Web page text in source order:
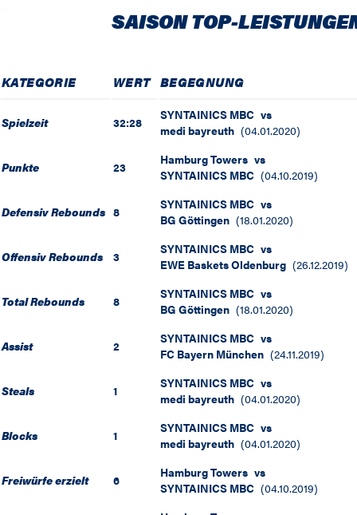
SAISON TOP-
KATEGORIE WERT BEGEGNUNG
Spielzeit 32:28 SYNTAINICS MBC vs
medi bayreuth (04.01.2020)
Punkte 23 Hamburg Towers vs
SYNTAINICS MBC (04.10.2019)
Defensiv Rebounds 8 SYNTAINICS MBC vs
BG Göttingen (18.01.2020)
Offensiv Rebounds 3 SYNTAINICS MBC vs
EWE Baskets Oldenburg (26.12.2019)
Total Rebounds 8 SYNTAINICS MBC vs
BG Göttingen (18.01.2020)
Assist 2 SYNTAINICS MBC vs
FC Bayern München (24.11.2019)
Steals 1 SYNTAINICS MBC vs
medi bayreuth (04.01.2020)
Blocks 1 SYNTAINICS MBC vs
medi bayreuth (04.01.2020)
Freiwürfe erzielt 6 Hamburg Towers vs
SYNTAINICS MBC (04.10.2019)